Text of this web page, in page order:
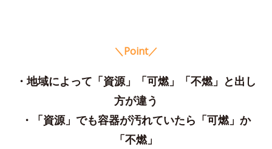
＼Point／
・地域によって「資源」「可燃」「不燃」と出し
方が違う
・「資源」でも容器が汚れていたら「可燃」か
「不燃」